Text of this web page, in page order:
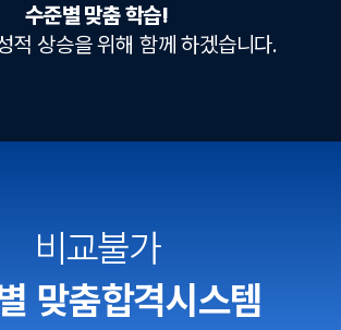
수준별 맞춤 학습!
적 상승을 위해 함께 하겠습니다.
비교불가
맞춤합격시스템